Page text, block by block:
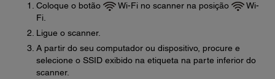
Coloque o botão Wi-Fi no scanner na posição
Wi-
Fi.
Ligue o scanner.
A partir do seu computador ou dispositivo, procure e
selecione o SSID exibido na etiqueta na parte inferior do
scanner.